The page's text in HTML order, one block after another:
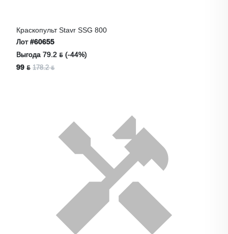
Краскопульт Stavr SSG 800
Лот#60655
Выгода 79.2 ƃ (-44%)
99 ƃ 178.2 ƃ